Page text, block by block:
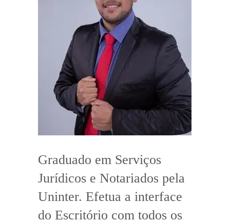
Graduado em Serviços
Jurídicos e Notariados pela
Uninter. Efetua a interface
do Escritório com todos os